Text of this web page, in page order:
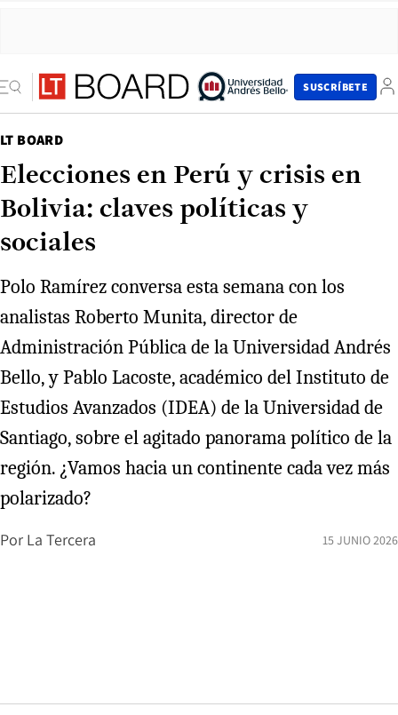
SUSCRÍBETE
LT BOARD
Elecciones en Perú y crisis en
Bolivia: claves políticas y
sociales
Polo Ramírez conversa esta semana con los
analistas Roberto Munita, director de
Administración Pública de la Universidad Andrés
Bello, y Pablo Lacoste, académico del Instituto de
Estudios Avanzados (IDEA) de la Universidad de
Santiago, sobre el agitado panorama político de la
región. ¿Vamos hacia un continente cada vez más
polarizado?
Por La Tercera 15 JUNIO 2026